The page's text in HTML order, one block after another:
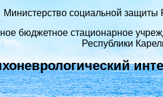
Министерство социальной защиты
бюджетное стационарное
Республики